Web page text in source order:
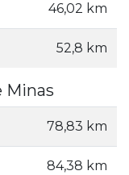
46,02 km
52,8 km
Minas
78,83 km
84,38 km